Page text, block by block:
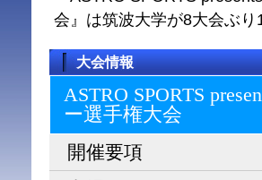
会』は筑波大学が8大会ぶり
大会情報
ASTRO SPORTS
ー選⼿権⼤会
開催要項